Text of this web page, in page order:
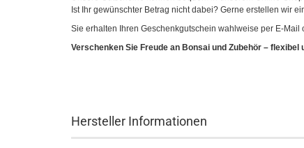
Ist Ihr gewünschter Betrag nicht dabei? Gerne erstellen wir
Sie erhalten Ihren Geschenkgutschein wahlweise per E-Mail
Verschenken Sie Freude an Bonsai und Zubehör –
Hersteller Informationen